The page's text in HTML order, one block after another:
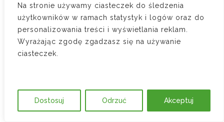
Na stronie używamy ciasteczek do śledzenia
użytkowników w ramach statystyk i logów oraz do
personalizowania treści i wyświetlania reklam.
Wyrażając zgodę zgadzasz się na używanie
ciasteczek.
Dostosuj Odrzuć Akceptuj
biegnie na nowo, jak gdyby wcześniej
nie upłynął żaden okres.
Zgodnie z art. 123 § 1 k.c.:
„Bieg przedawnienia przerywa się:
1) przez każdą czynność przed